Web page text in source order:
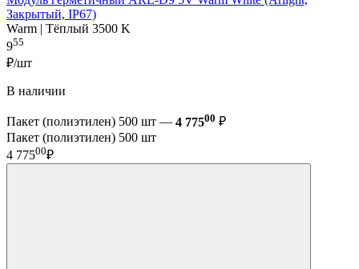
Закрытый, IP67)
Warm | Тёплый 3500 K
955
₽/шт
В наличии
Пакет (полиэтилен) 500 шт — 4 77500 ₽
Пакет (полиэтилен) 500 шт
4 77500₽